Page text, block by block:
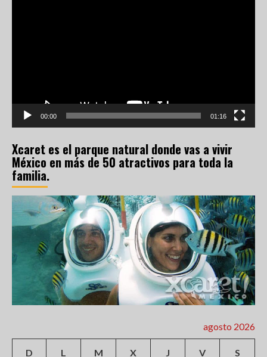
00:00 01:16
Xcaret es el parque natural donde vas a vivir
México en más de 50 atractivos para toda la
familia.
agosto 2026
D L M X J V S